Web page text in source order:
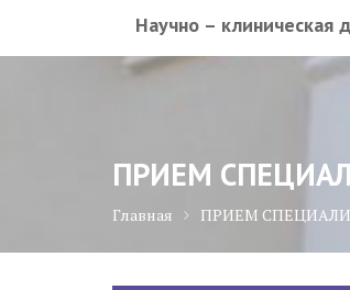
Научно – клиническая
ПРИЕМ
Главная ПРИЕМ